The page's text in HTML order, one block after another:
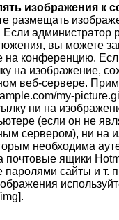
изображения к
размещать
администратор
вы можете
на конференцию.
на изображение,
веб-сервере.
my-
ни на
(если он не
сервером), ни на
необходима
почтовые ящики
сайты и т.